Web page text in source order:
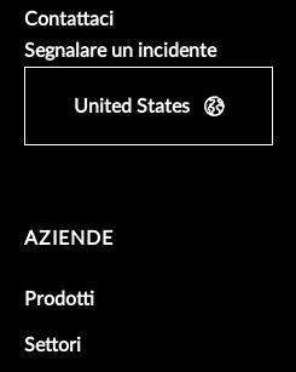
Contattaci
Segnalare un incidente
United States
AZIENDE
Prodotti
Settori